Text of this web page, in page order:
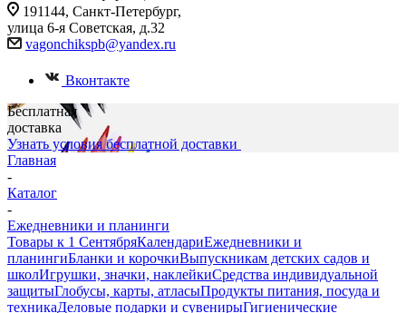
191144, Санкт-Петербург,
улица 6-я Советская, д.32
vagonchikspb@yandex.ru
Вконтакте
Бесплатная
доставка
Узнать условия бесплатной доставки
Главная
-
Каталог
-
Ежедневники и планинги
Товары к 1 СентябряКалендариЕжедневники и
планингиБланки и корочкиВыпускникам детских садов и
школИгрушки, значки, наклейкиСредства индивидуальной
защитыГлобусы, карты, атласыПродукты питания, посуда и
техникаДеловые подарки и сувенирыГигиенические